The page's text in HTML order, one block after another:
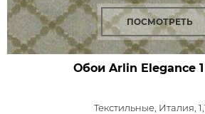
ПОСМОТРЕТЬ
Обои Arlin Elegance
Текстильные, Италия,